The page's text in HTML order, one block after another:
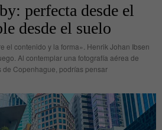
perfecta desde el
desde el suelo
el contenido y la forma». Henrik Johan Ibsen
Al contemplar una fotografía aérea de
de Copenhague, podrías pensar